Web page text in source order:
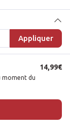
Appliquer
14,99€
moment du